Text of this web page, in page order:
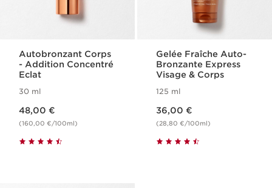
Autobronzant Corps​
- Addition Concentré
Eclat
30 ml
48,00 €
(160,00 €/100ml)
Gelée Fraîche Auto-
Bronzante Express
Visage & Corps
125 ml
36,00 €
(28,80 €/100ml)